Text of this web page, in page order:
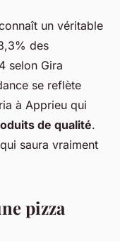
à
un véritable
des
selon Gira
se reflète
à Apprieu qui
de qualité.
saura vraiment
pizza